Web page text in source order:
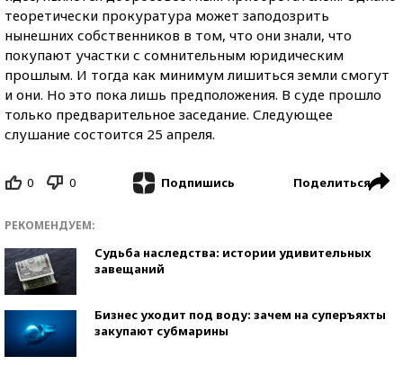
теоретически прокуратура может заподозрить
нынешних собственников в том, что они знали, что
покупают участки с сомнительным юридическим
прошлым. И тогда как минимум лишиться земли смогут
и они. Но это пока лишь предположения. В суде прошло
только предварительное заседание. Следующее
слушание состоится 25 апреля.
0 0 Подпишись Поделиться
РЕКОМЕНДУЕМ:
Судьба наследства: истории удивительных
завещаний
Бизнес уходит под воду: зачем на суперъяхты
закупают субмарины